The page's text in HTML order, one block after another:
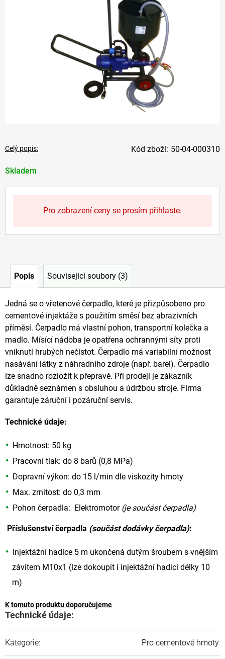
Skladem
Celý popis: 50-04-000310
Pro zobrazení ceny se prosím přihlaste.
Popis Související soubory (3)
Jedná se o vřetenové čerpadlo, které je přizpůsobeno pro
cementové injektáže s použitím směsí bez abrazivních
příměsí. Čerpadlo má vlastní pohon, transportní kolečka a
madlo. Mísící nádoba je opatřena ochrannými síty proti
vniknutí hrubých nečistot. Čerpadlo má variabilní možnost
nasávání látky z náhradního zdroje (např. barel). Čerpadlo
lze snadno rozložit k přepravě. Při prodeji je zákazník
důkladně seznámen s obsluhou a údržbou stroje. Firma
garantuje záruční i pozáruční servis.
Technické údaje:
Hmotnost: 50 kg
Pracovní tlak: do 8 barů (0,8 MPa)
Dopravní výkon: do 15 l/min dle viskozity hmoty
Max. zrnitost: do 0,3 mm
Pohon čerpadla: Elektromotor (je součást čerpadla)
Příslušenství čerpadla (součást dodávky čerpadla):
Injektážní hadice 5 m ukončená dutým šroubem s vnějším
závitem M10x1 (lze dokoupit i injektážní hadici délky 10
m)
K tomuto produktu doporučujeme
Technické údaje:
Kategorie: Pro cementové hmoty